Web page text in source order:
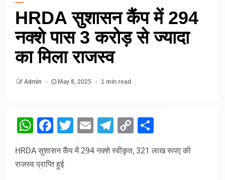
HRDA सुशासन कैंप में 294
नक्शे पास 3 करोड़ से ज्यादा
का मिला राजस्व
Admin May 8, 2025 1 min read
WhatsApp
Facebook
Twitter
EmailTelegram
Copy
HRDA सुशासन कैंप में 294 नक्शे स्वीकृत, 321 लाख रूपए की
राजस्व प्राप्ति हुई